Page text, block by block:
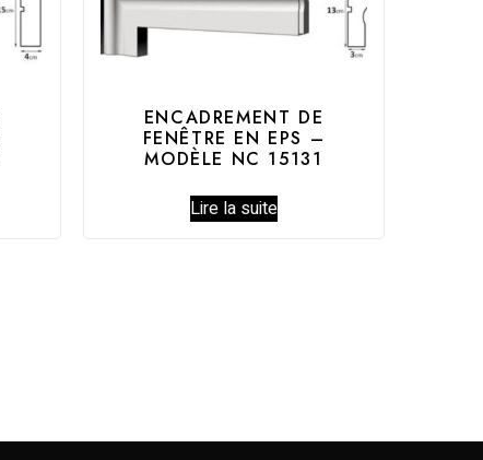
ENCADREMENT DE
FENÊTRE EN EPS –
MODÈLE NC 15131
Lire la suite